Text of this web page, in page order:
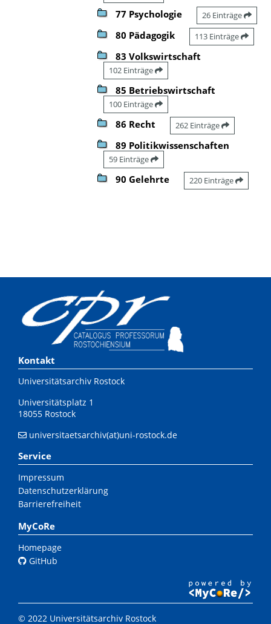
77 Psychologie 26 Einträge
80 Pädagogik 113 Einträge
83 Volkswirtschaft
102 Einträge
85 Betriebswirtschaft
100 Einträge
86 Recht 262 Einträge
89 Politikwissenschaften
59 Einträge
90 Gelehrte 220 Einträge
Kontakt
Universitätsarchiv Rostock
Universitätsplatz 1
18055 Rostock
universitaetsarchiv(at)uni-rostock.de
Service
Impressum
Datenschutzerklärung
Barrierefreiheit
MyCoRe
Homepage
GitHub
© 2022 Universitätsarchiv Rostock